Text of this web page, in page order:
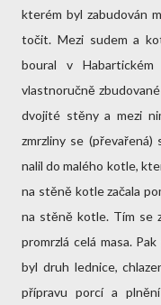
kterém byl zabudován
točit. Mezi sudem a
boural v
vlastnoručně
dvojité stěny a mezi
zmrzliny se
nalil do malého kotle,
na stěně kotle začala
na stěně kotle. Tím se
promrzlá celá masa.
byl druh lednice,
přípravu porcí a